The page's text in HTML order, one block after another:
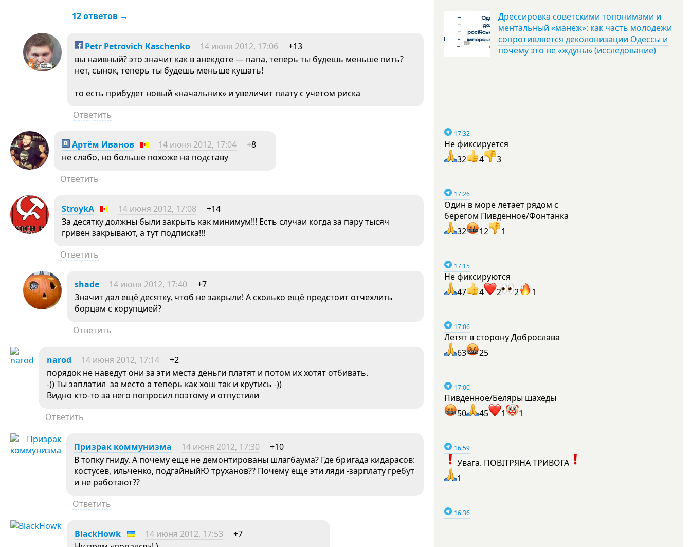
12 ответов →
Petr Petrovich Kaschenko 14 июня 2012, 17:06
+13
вы наивный? это значит как в анекдоте — папа, теперь ты будешь меньше пить?
нет, сынок, теперь ты будешь меньше кушать!
то есть прибудет новый «начальник» и увеличит плату с учетом риска
Ответить
Артём Иванов 14 июня 2012, 17:04
+8
не слабо, но больше похоже на подставу
Ответить
StroykA 14 июня 2012, 17:08
+14
За десятку должны были закрыть как минимум!!! Есть случаи когда за пару тысяч
гривен закрывают, а тут подписка!!!
Ответить
shade 14 июня 2012, 17:40
+7
Значит дал ещё десятку, чтоб не закрыли! А сколько ещё предстоит отчехлить
борцам с корупцией?
Ответить
narod 14 июня 2012, 17:14
+2
порядок не наведут они за эти места деньги платят и потом их хотят отбивать.
-)) Ты заплатил за место а теперь как хош так и крутись -))
Видно кто-то за него попросил поэтому и отпустили
Ответить
Призрак коммунизма 14 июня 2012, 17:30
+10
В топку гниду. А почему еще не демонтированы шлагбаума? Где бригада кидарасов:
костусев, ильченко, подгайныйЮ труханов?? Почему еще эти ляди -зарплату гребут
и не работают??
Ответить
BlackHowk 14 июня 2012, 17:53
+7
Дрессировка советскими топонимами и
ментальный «манеж»: как часть молодежи
сопротивляется деколонизации Одессы и
почему это не «ждуны» (исследование)
17:32
Не фиксируется
32
4 3
17:26
Один в море летает рядом с
берегом Пивденное/Фонтанка
32
12 1
17:15
Не фиксируются
47
4 2 2 1
17:06
Летят в сторону Доброслава
63
25
17:00
Пивденное/Беляры шахеды
50
45 1 1
16:59
Увага. ПОВІТРЯНА ТРИВОГА
1
16:36